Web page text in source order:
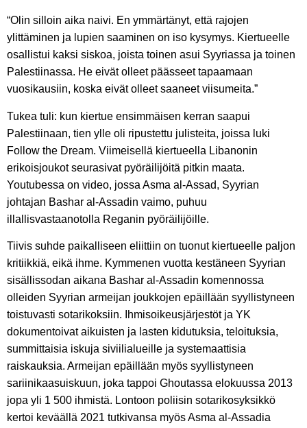
“Olin silloin aika naivi. En ymmärtänyt, että rajojen
ylittäminen ja lupien saaminen on iso kysymys. Kiertueelle
osallistui kaksi siskoa, joista toinen asui Syyriassa ja toinen
Palestiinassa. He eivät olleet päässeet tapaamaan
vuosikausiin, koska eivät olleet saaneet viisumeita.”
Tukea tuli: kun kiertue ensimmäisen kerran saapui
Palestiinaan, tien ylle oli ripustettu julisteita, joissa luki
Follow the Dream. Viimeisellä kiertueella Libanonin
erikoisjoukot seurasivat pyöräilijöitä pitkin maata.
Youtubessa on video, jossa Asma al-Assad, Syyrian
johtajan Bashar al-Assadin vaimo, puhuu
illallisvastaanotolla Reganin pyöräilijöille.
Tiivis suhde paikalliseen eliittiin on tuonut kiertueelle paljon
kritiikkiä, eikä ihme. Kymmenen vuotta kestäneen Syyrian
sisällissodan aikana Bashar al-Assadin komennossa
olleiden Syyrian armeijan joukkojen epäillään syyllistyneen
toistuvasti sotarikoksiin. Ihmisoikeusjärjestöt ja YK
dokumentoivat aikuisten ja lasten kidutuksia, teloituksia,
summittaisia iskuja siviilialueille ja systemaattisia
raiskauksia. Armeijan epäillään myös syyllistyneen
sariinikaasuiskuun, joka tappoi Ghoutassa elokuussa 2013
jopa yli 1 500 ihmistä. Lontoon poliisin sotarikosyksikkö
kertoi keväällä 2021 tutkivansa myös Asma al-Assadia